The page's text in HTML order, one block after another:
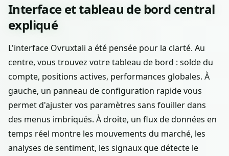
Interface et tableau de bord central
expliqué
L'interface Ovruxtali a été pensée pour la clarté. Au
centre, vous trouvez votre tableau de bord : solde du
compte, positions actives, performances globales. À
gauche, un panneau de configuration rapide vous
permet d'ajuster vos paramètres sans fouiller dans
des menus imbriqués. À droite, un flux de données en
temps réel montre les mouvements du marché, les
analyses de sentiment, les signaux que détecte le